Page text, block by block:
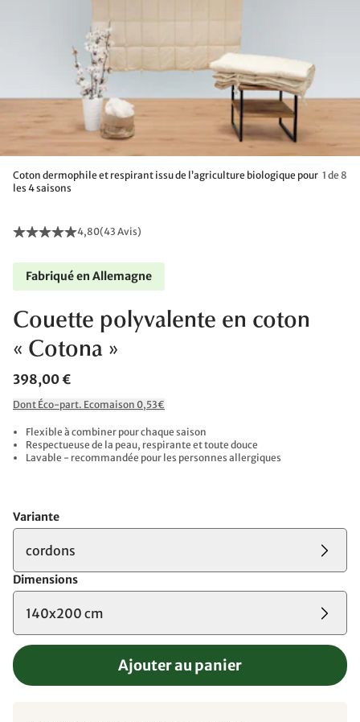
Coton dermophile et respirant issu de l’agriculture biologique pour
les 4 saisons
1 de 8
4,80(43 Avis)
Fabriqué en Allemagne
Couette polyvalente en coton
« Cotona »
398,00 €
Dont Éco-part. Ecomaison 0,53€
Flexible à combiner pour chaque saison
Respectueuse de la peau, respirante et toute douce
Lavable - recommandée pour les personnes allergiques
Variante
cordons
Dimensions
140x200 cm
Ajouter au panier